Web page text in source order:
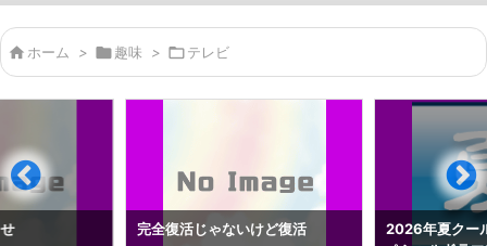

サイド


次へ

検索
 ホーム > 趣味 > テレビ
完全復活じゃないけど復活
2026年夏クー